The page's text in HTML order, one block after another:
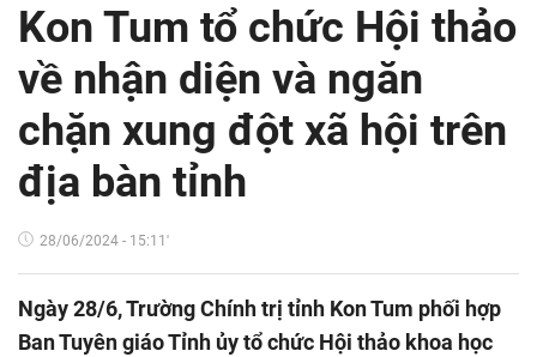
Kon Tum tổ chức Hội thảo
về nhận diện và ngăn
chặn xung đột xã hội trên
địa bàn tỉnh
28/06/2024 - 15:11'
Ngày 28/6, Trường Chính trị tỉnh Kon Tum phối hợp
Ban Tuyên giáo Tỉnh ủy tổ chức Hội thảo khoa học